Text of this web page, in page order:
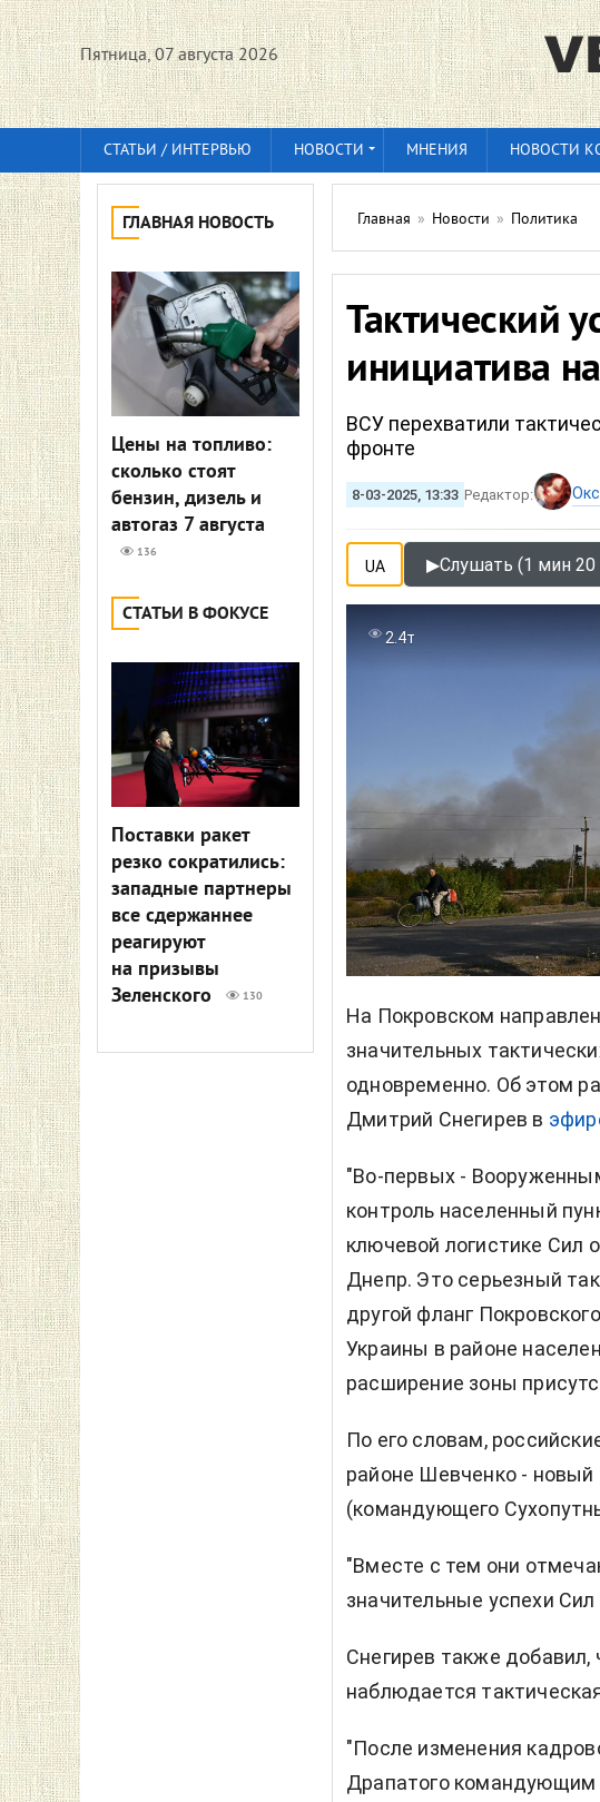
Пятница, 07 августа 2026
СТАТЬИ / ИНТЕРВЬЮ НОВОСТИ МНЕНИЯ НОВОСТИ
ГЛАВНАЯ НОВОСТЬ
Цены на топливо:
сколько стоят
бензин, дизель и
автогаз 7 августа
136
СТАТЬИ В ФОКУСЕ
Поставки ракет
резко сократились:
западные партнеры
все сдержаннее
реагируют
на призывы
Зеленского
130
Главная » Новости » Политика
Тактический
инициатива
ВСУ перехватили
фронте
8-03-2025, 13:33 Редактор:
UA ▶Слушать (1 мин 20
2.4т
На Покровском
значительных
одновременно. Об этом
Дмитрий Снегирев в
"Во-первых -
контроль населенный
ключевой логистике Сил
Днепр. Это серьезный
другой фланг
Украины в районе
расширение зоны
По его словам,
районе Шевченко - новый
(командующего
"Вместе с тем они
значительные успехи
Снегирев также
наблюдается
"После изменения
Драпатого командующим